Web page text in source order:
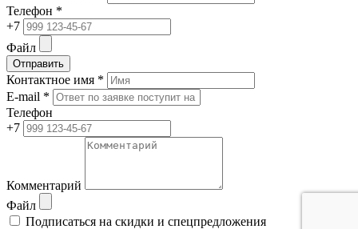
Телефон *
+7
Файл
Отправить
Контактное имя *
E-mail *
Телефон
+7
Комментарий
Файл
Подписаться на скидки и спецпредложения